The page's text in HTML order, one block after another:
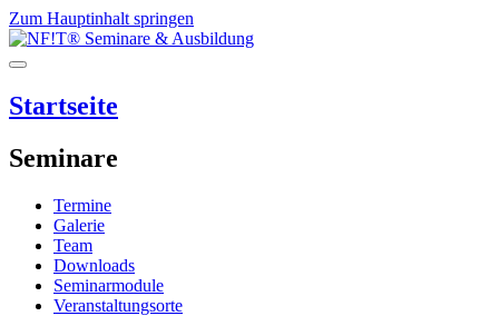
Zum Hauptinhalt springen
Startseite
Seminare
Termine
Galerie
Team
Downloads
Seminarmodule
Veranstaltungsorte